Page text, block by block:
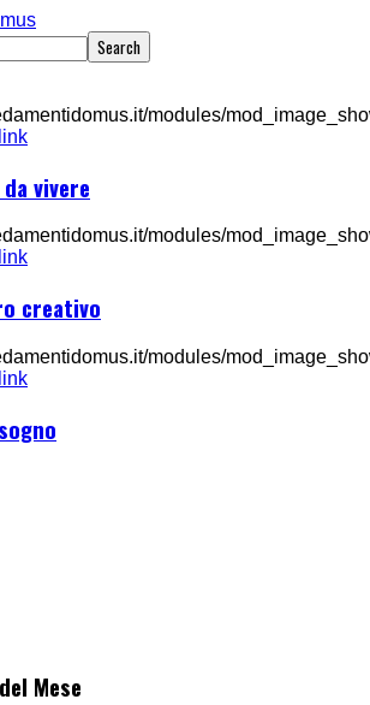
modules/
link
vivere
modules/
link
creativo
modules/
link
Mese